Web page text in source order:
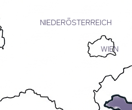
NIEDERÖSTERREICH
WIEN